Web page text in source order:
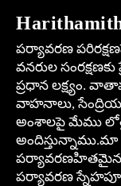
పర్యావరణ
వనరుల
ప్రధాన లక్ష్యం.
వాహనాలు, సేంద్రియ
అంశాలపై మేము
అందిస్తున్నాము.మా
పర్యావరణహితమైన
పర్యావరణ